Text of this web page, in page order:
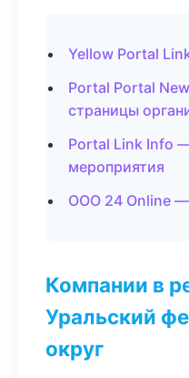
Yellow Portal
Portal Portal
страницы
Portal Link Info
мероприятия
ООО 24 Online —
Компании в
Уральский
округ